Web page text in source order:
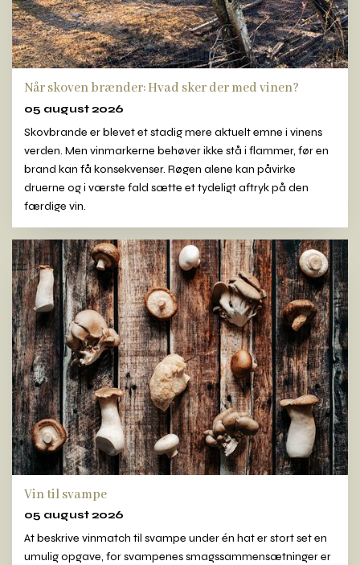
Når skoven brænder: Hvad sker der med vinen?
05 august 2026
Skovbrande er blevet et stadig mere aktuelt emne i vinens
verden. Men vinmarkerne behøver ikke stå i flammer, før en
brand kan få konsekvenser. Røgen alene kan påvirke
druerne og i værste fald sætte et tydeligt aftryk på den
færdige vin.
Vin til svampe
05 august 2026
At beskrive vinmatch til svampe under én hat er stort set en
umulig opgave, for svampenes smagssammensætninger er